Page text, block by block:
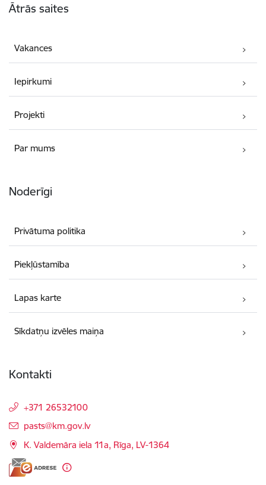
Ātrās saites
Vakances
Iepirkumi
Projekti
Par mums
Noderīgi
Privātuma politika
Piekļūstamība
Lapas karte
Sīkdatņu izvēles maiņa
Kontakti
+371 26532100
E-pasts:
pasts@km.gov.lv
K. Valdemāra iela 11a, Rīga, LV-1364